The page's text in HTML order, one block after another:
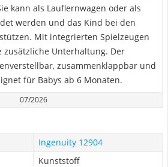
kann als Lauflernwagen oder als
werden und das Kind bei den
Mit integrierten Spielzeugen
Unterhaltung. Der
zusammenklappbar und
für Babys ab 6 Monaten.
07/2026
Ingenuity 12904
Kunststoff